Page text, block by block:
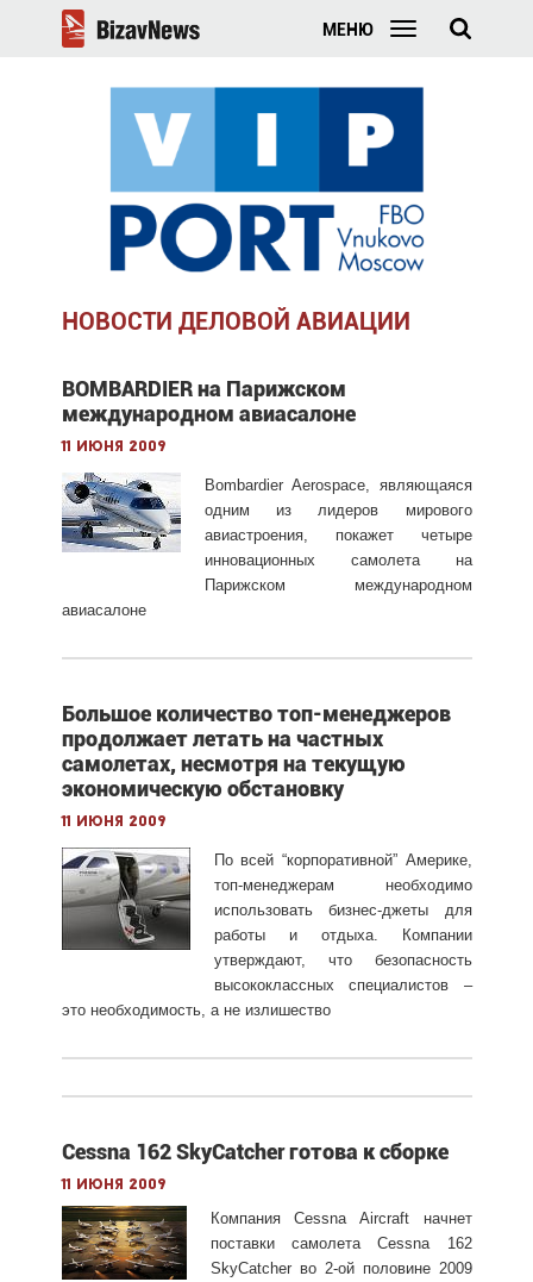
МЕНЮ
НОВОСТИ ДЕЛОВОЙ АВИАЦИИ
BOMBARDIER на Парижском
международном авиасалоне
11 июня 2009
Bombardier Aerospace, являющаяся
одним из лидеров мирового
авиастроения, покажет четыре
инновационных самолета на
Парижском международном
авиасалоне
Большое количество топ-менеджеров
продолжает летать на частных
самолетах, несмотря на текущую
экономическую обстановку
11 июня 2009
По всей “корпоративной” Америке,
топ-менеджерам необходимо
использовать бизнес-джеты для
работы и отдыха. Компании
утверждают, что безопасность
высококлассных специалистов –
это необходимость, а не излишество
Cessna 162 SkyCatcher готова к сборке
11 июня 2009
Компания Cessna Aircraft начнет
поставки самолета Cessna 162
SkyCatcher во 2-ой половине 2009